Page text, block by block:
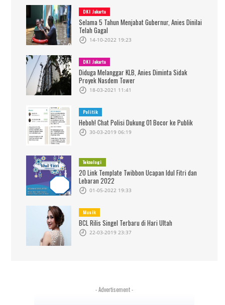
DKI Jakarta
Selama 5 Tahun Menjabat Gubernur, Anies Dinilai
Telah Gagal
14-10-2022 19:23
DKI Jakarta
Diduga Melanggar KLB, Anies Diminta Sidak
Proyek Nasdem Tower
18-03-2021 11:41
Politik
Heboh! Chat Polisi Dukung 01 Bocor ke Publik
30-03-2019 06:19
Teknologi
20 Link Template Twibbon Ucapan Idul Fitri dan
Lebaran 2022
01-05-2022 19:33
Musik
BCL Rilis Singel Terbaru di Hari Ultah
22-03-2019 23:37
- Advertisement -